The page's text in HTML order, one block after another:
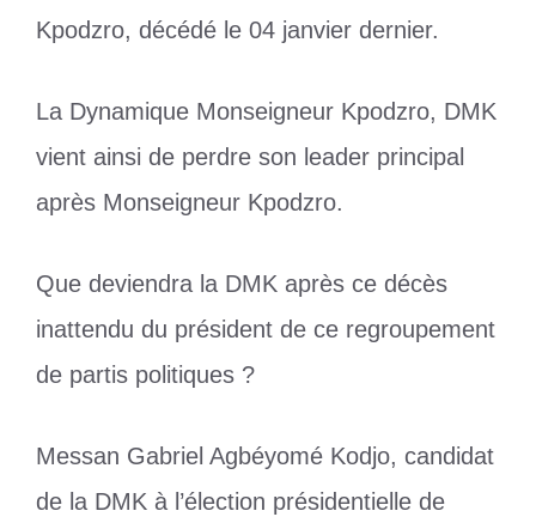
Kpodzro, décédé le 04 janvier dernier.
La Dynamique Monseigneur Kpodzro, DMK
vient ainsi de perdre son leader principal
après Monseigneur Kpodzro.
Que deviendra la DMK après ce décès
inattendu du président de ce regroupement
de partis politiques ?
Messan Gabriel Agbéyomé Kodjo, candidat
de la DMK à l’élection présidentielle de